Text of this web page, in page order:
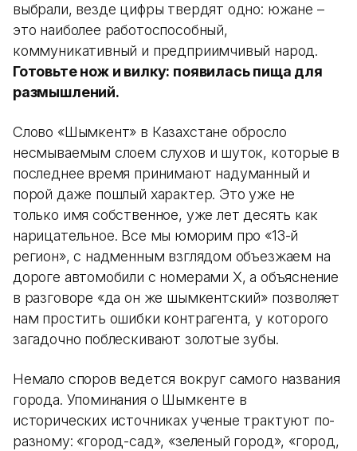
выбрали, везде цифры твердят одно: южане –
это наиболее работоспособный,
коммуникативный и предприимчивый народ.
Готовьте нож и вилку: появилась пища для
размышлений.
Слово «Шымкент» в Казахстане обросло
несмываемым слоем слухов и шуток, которые в
последнее время принимают надуманный и
порой даже пошлый характер. Это уже не
только имя собственное, уже лет десять как
нарицательное. Все мы юморим про «13-й
регион», с надменным взглядом объезжаем на
дороге автомобили с номерами Х, а объяснение
в разговоре «да он же шымкентский» позволяет
нам простить ошибки контрагента, у которого
загадочно поблескивают золотые зубы.
Немало споров ведется вокруг самого названия
города. Упоминания о Шымкенте в
исторических источниках ученые трактуют по-
разному: «город-сад», «зеленый город», «город,